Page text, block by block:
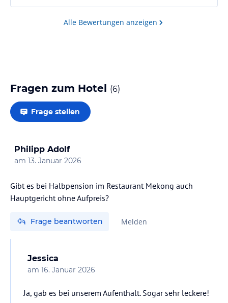
für Menschen mit Unverträglichkeiten geeinigt. Das
war der schönste Urlaub, den wir jemals hatten und
Alle Bewertungen anzeigen
Fragen zum Hotel (6)
Frage stellen
Philipp Adolf
am 13. Januar 2026
Gibt es bei Halbpension im Restaurant Mekong auch
Hauptgericht ohne Aufpreis?
Frage beantworten Melden
Jessica
am 16. Januar 2026
Ja, gab es bei unserem Aufenthalt. Sogar sehr leckere!